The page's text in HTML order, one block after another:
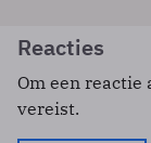
Reacties
Om een reactie
vereist.